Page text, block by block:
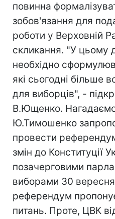
повинна
зобов'язання для
роботи у Верховній
скликання. "У цьому
необхідно
які сьогодні більше
для виборців", -
В.Ющенко.
Ю.Тимошенко
провести
змін до Конституції
позачерговими
виборами 30
референдум
питань. Проте, ЦВК